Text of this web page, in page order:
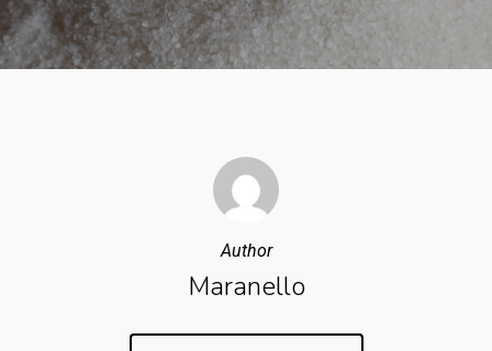
Author
Maranello